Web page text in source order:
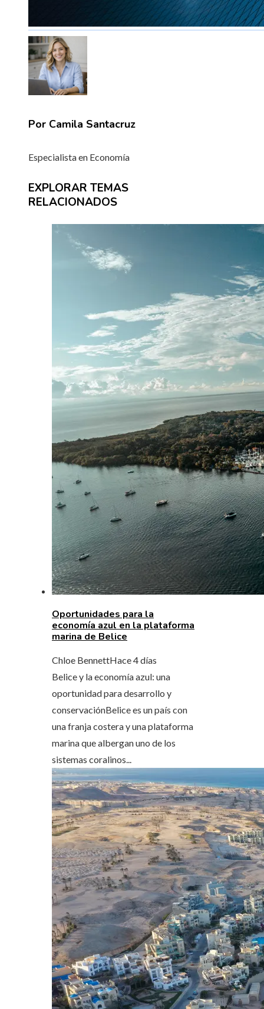
Por Camila Santacruz
Especialista en Economía
EXPLORAR TEMAS
RELACIONADOS
Oportunidades para la
economía azul en la plataforma
marina de Belice
Chloe BennettHace 4 días
Belice y la economía azul: una
oportunidad para desarrollo y
conservaciónBelice es un país con
una franja costera y una plataforma
marina que albergan uno de los
sistemas coralinos...